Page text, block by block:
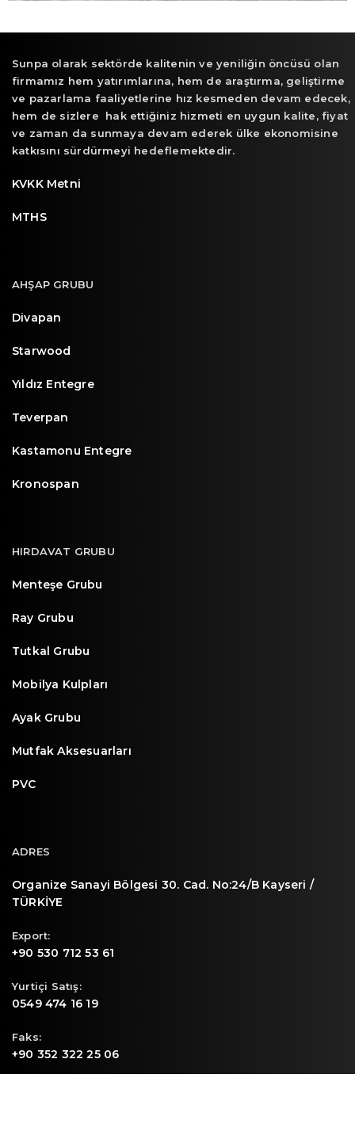
Sunpa olarak sektörde kalitenin ve yeniliğin öncüsü olan
firmamız hem yatırımlarına, hem de araştırma, geliştirme
ve pazarlama faaliyetlerine hız kesmeden devam edecek,
hem de sizlere hak ettiğiniz hizmeti en uygun kalite, fiyat
ve zaman da sunmaya devam ederek ülke ekonomisine
katkısını sürdürmeyi hedeflemektedir.
KVKK Metni
MTHS
AHŞAP GRUBU
Divapan
Starwood
Yıldız Entegre
Teverpan
Kastamonu Entegre
Kronospan
HIRDAVAT GRUBU
Menteşe Grubu
Ray Grubu
Tutkal Grubu
Mobilya Kulpları
Ayak Grubu
Mutfak Aksesuarları
PVC
ADRES
Organize Sanayi Bölgesi 30. Cad. No:24/B Kayseri /
TÜRKİYE
Export:
+90 530 712 53 61
Yurtiçi Satış:
0549 474 16 19
Faks:
+90 352 322 25 06